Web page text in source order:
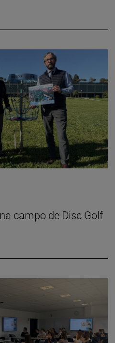
campo de Disc Golf